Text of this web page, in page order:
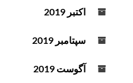
اکتبر 2019
سپتامبر 2019
آگوست 2019